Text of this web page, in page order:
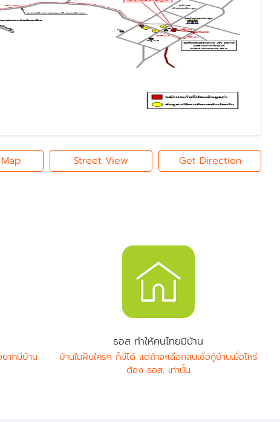
Street View Get Direction
ากมีบ้าน
ธอส ทำให้คนไทยมีบ้าน
บ้านในฝันใครๆ ก็มีได้ แต่ถ้าจะเลือกสินเชื่อกู้บ้านเมื่อไหร่
ต้อง ธอส. เท่านั้น